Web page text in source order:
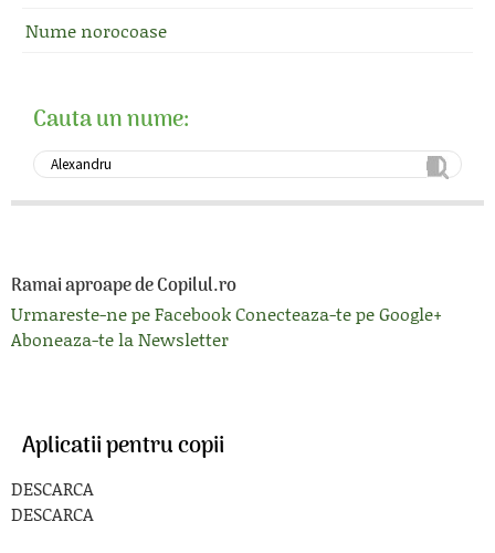
Nume norocoase
Cauta un nume:
Ramai aproape de Copilul.ro
Urmareste-ne pe FacebookConecteaza-te pe Google+
Aboneaza-te la Newsletter
Aplicatii pentru copii
DESCARCA
DESCARCA